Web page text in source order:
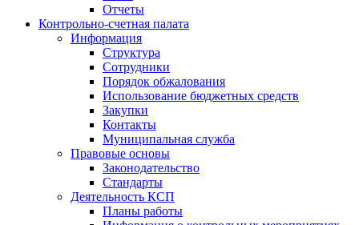
Отчеты
Контрольно-счетная палата
Информация
Структура
Сотрудники
Порядок обжалования
Использование бюджетных средств
Закупки
Контакты
Муниципальная служба
Правовые основы
Законодательство
Стандарты
Деятельность КСП
Планы работы